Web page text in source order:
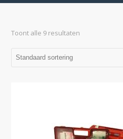
Toont alle 9 resultaten